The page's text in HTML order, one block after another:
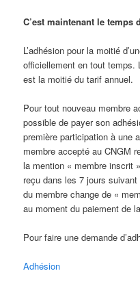
C’est maintenant le temps
L’adhésion pour la moitié
officiellement en tout temps.
est la moitié du tarif annuel.
Pour tout nouveau membre
possible de payer son
première participation à une
membre accepté au CNGM
la mention « membre inscrit
reçu dans les 7 jours
du membre change de «
au moment du paiement de
Pour faire une demande
Adhésion